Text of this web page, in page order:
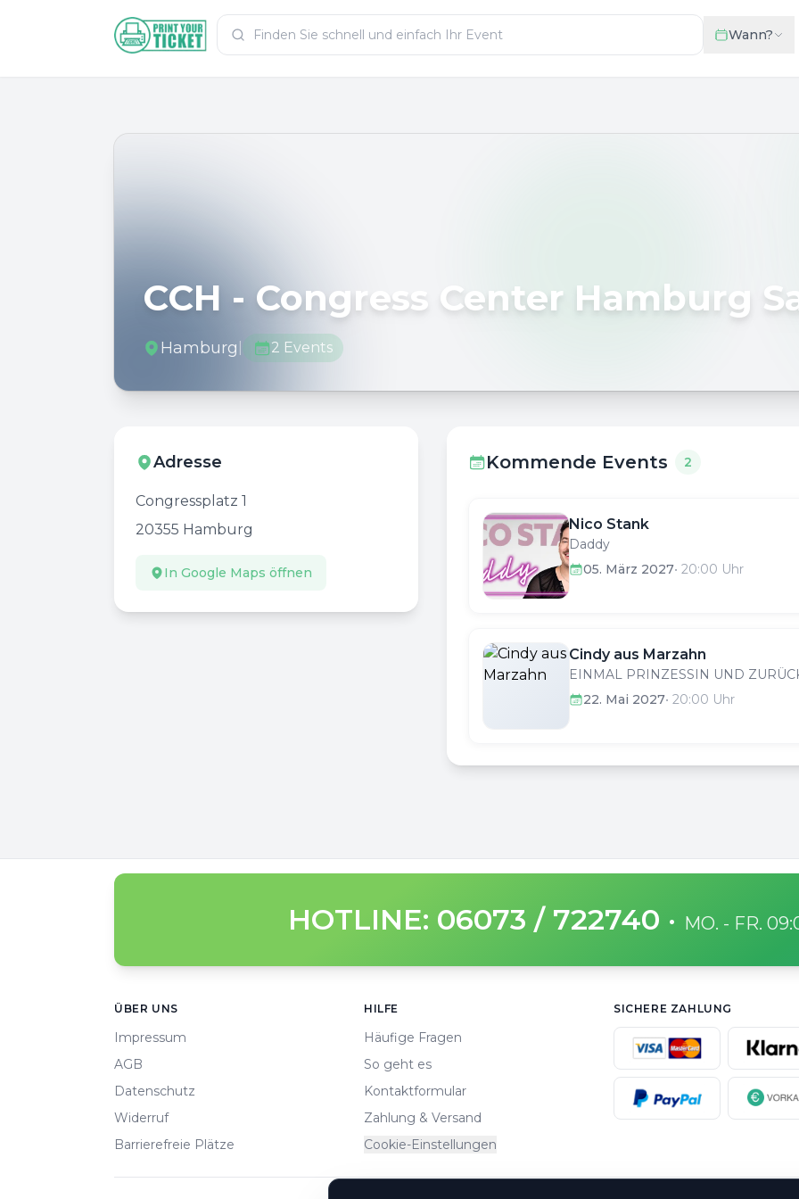
Zum HauptinhaltPrintYourTicket
Wann?
CCH - Congress Center Hamburg
Hamburg 2 Events
Adresse
Congressplatz 1
20355 Hamburg
In Google Maps öffnen
Kommende Events 2
Nico Stank
Daddy
05. März 2027•20:00 Uhr
Cindy aus Marzahn
EINMAL PRINZESSIN UND
22. Mai 2027•20:00 Uhr
HOTLINE: 06073 / 722740 · MO. - FR.
ÜBER UNS
Impressum
AGB
Datenschutz
Widerruf
Barrierefreie Plätze
HILFE
Häufige Fragen
So geht es
Kontaktformular
Zahlung & Versand
Cookie-Einstellungen
SICHERE ZAHLUNG